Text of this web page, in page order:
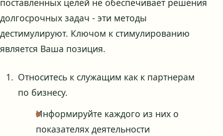
долгосрочных задач - эти методы
дестимулируют. Ключом к стимулированию
является Ваша позиция.
Относитесь к служащим как к партнерам
по бизнесу.
Информируйте каждого из них о
показателях деятельности